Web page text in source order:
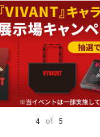
4 of 5